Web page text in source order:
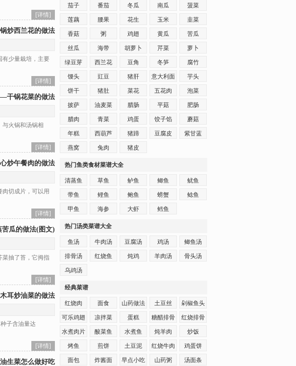
[详情]
炒西兰花的做法
少量栽培，主要
[详情]
干锅花菜的做法
火锅和汤锅相
[详情]
炒午餐肉的做法
切成片，可以用
[详情]
苦瓜的做法(图文)
抽了苔，它拇指
[详情]
木耳炒油菜的做法
子含油量达
[详情]
生菜怎么做好吃
茄子 番茄 冬瓜 南瓜 菠菜
莲藕 腰果 花生 玉米 韭菜
香菇 粥 鸡翅 黄瓜 苦瓜
丝瓜 海带 胡萝卜 芹菜 萝卜
绿豆芽 西兰花 豆角 冬笋 腐竹
馒头 豇豆 猪肝 意大利面 芋头
饼干 猪肚 菜花 五花肉 泡菜
披萨 油麦菜 腊肠 平菇 肥肠
腊肉 青菜 鸡蛋 饺子馅 蘑菇
年糕 西葫芦 猪蹄 豆腐皮 紫甘蓝
燕窝 兔肉 猪皮
热门鱼类食材菜谱大全
清蒸鱼 草鱼 鲈鱼 鲫鱼 鱿鱼
带鱼 鲤鱼 鲍鱼 螃蟹 鲶鱼
甲鱼 海参 大虾 鳕鱼
热门汤类菜谱大全
鱼汤 牛肉汤 豆腐汤 鸡汤 鲫鱼汤
排骨汤 红烧鱼 炖鸡 羊肉汤 骨头汤
乌鸡汤
经典菜谱
红烧肉 面食 山药做法 土豆丝 剁椒鱼头
可乐鸡翅 凉拌菜 蛋糕 糖醋排骨 红烧排骨
水煮肉片 酸菜鱼 水煮鱼 炖羊肉 炒饭
烤鱼 煎饼 土豆泥 红烧牛肉 鸡蛋饼
面包 炸酱面 早点小吃 山药粥 汤面条